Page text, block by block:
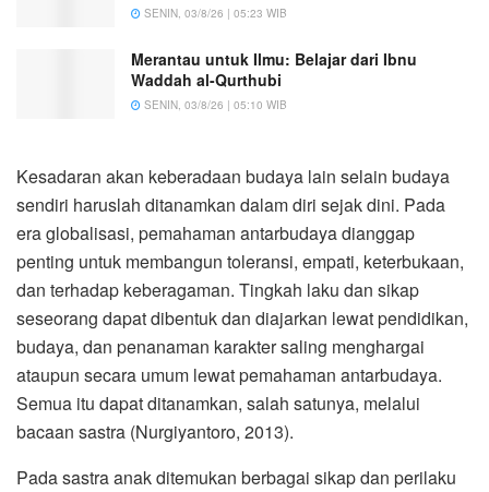
SENIN, 03/8/26 | 05:23 WIB
Merantau untuk Ilmu: Belajar dari Ibnu
Waddah al-Qurthubi
SENIN, 03/8/26 | 05:10 WIB
Kesadaran akan keberadaan budaya lain selain budaya
sendiri haruslah ditanamkan dalam diri sejak dini. Pada
era globalisasi, pemahaman antarbudaya dianggap
penting untuk membangun toleransi, empati, keterbukaan,
dan terhadap keberagaman. Tingkah laku dan sikap
seseorang dapat dibentuk dan diajarkan lewat pendidikan,
budaya, dan penanaman karakter saling menghargai
ataupun secara umum lewat pemahaman antarbudaya.
Semua itu dapat ditanamkan, salah satunya, melalui
bacaan sastra (Nurgiyantoro, 2013).
Pada sastra anak ditemukan berbagai sikap dan perilaku